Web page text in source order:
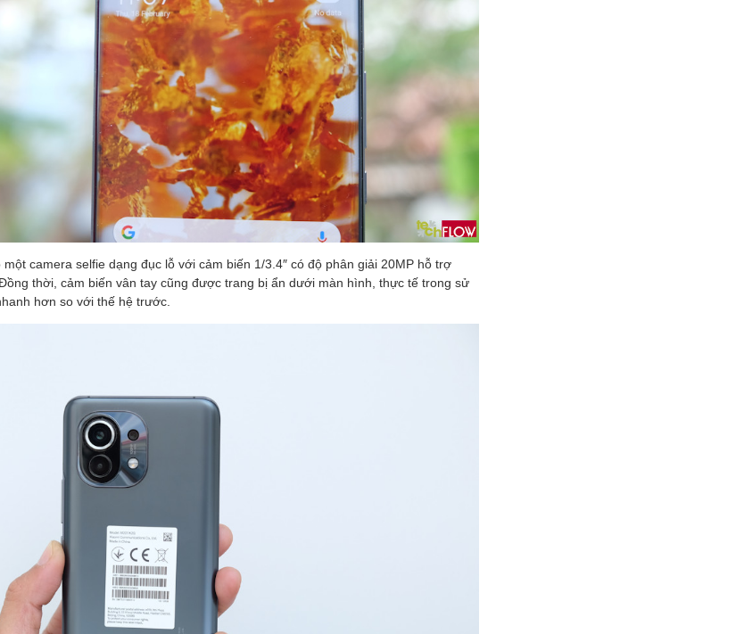
camera selfie dạng đục lỗ với cảm biến 1/3.4″ có độ phân giải 20MP hỗ trợ
thời, cảm biến vân tay cũng được trang bị ẩn dưới màn hình, thực tế trong sử
hơn so với thế hệ trước.